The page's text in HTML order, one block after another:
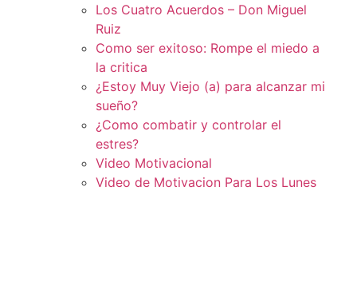
Los Cuatro Acuerdos – Don Miguel
Ruiz
Como ser exitoso: Rompe el miedo a
la critica
¿Estoy Muy Viejo (a) para alcanzar mi
sueño?
¿Como combatir y controlar el
estres?
Video Motivacional
Video de Motivacion Para Los Lunes